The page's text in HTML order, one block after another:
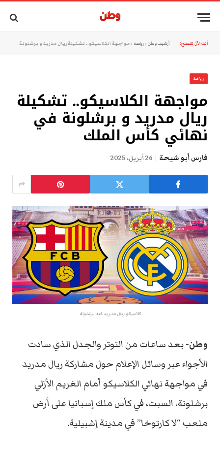
أنت الآن تتصفح: أرشيف وطن »رياضة »مواجهة الكلاسيكو.. تشكيلة ريال مدريد و برشلونة في نهائي كأس الملك
رياضة
مواجهة الكلاسيكو.. تشكيلة
ريال مدريد و برشلونة في
نهائي كأس الملك
فارس أبو شيحة 26 أبريل، 2025
كلاسيكو ريال مدريد ضد برشلونة
وطن-بعد ساعات من التوتر والجدل الذي سادت
الأجواء عبر وسائل الإعلام حول مشاركة ريال مدريد
في مواجهة نهائي الكلاسيكو أمام الغريم الأزلي
برشلونة، السبت، في كأس ملك إسبانيا على أرض
ملعب “لا كارتوخا” في مدينة إشبيلية.